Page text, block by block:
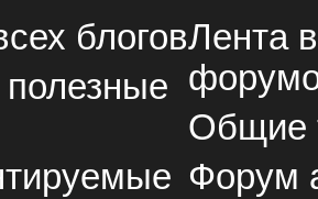
блоговЛента
Общие
Форум